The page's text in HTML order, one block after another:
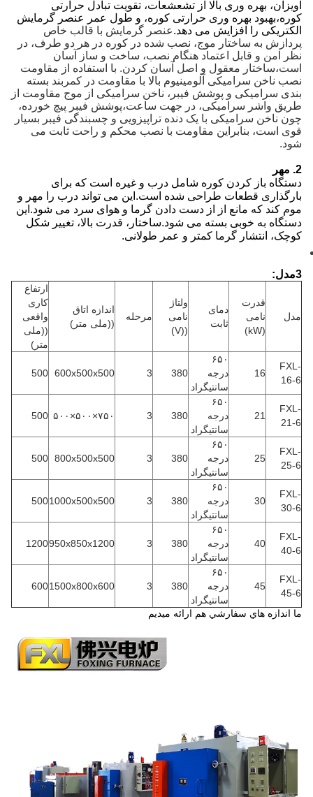
آویزان، بهره وری بالا از تشعشعات، تقویت تبادل حرارتی
کوره،بهبود بهره وری حرارتی کوره، و طول عمر عنصر گرمایش
الکتریکی را افزایش می دهد.عنصر گرمایش با قالب خاص
پردازش به ساختار موج، نصب شده در کوره در هر دو طرف، در
نظر امن و قابل اعتماد هنگام نصب، ساخت و ساز آسان
است،ساختار معقول و اصل آسان کردن. با استفاده از مقاومت
نصب ناخن سرامیکی آلومینیوم بالا با مقاومت در کمربند بسته
بندی سرامیکی و پوشش فیبر، ناخن سرامیکی از موج مقاومت از
طریق واشر سرامیکی، در جهت ساعت،پوشش فیبر پیچ خورده،
چون ناخن سرامیکی با یک دنده تراپیزویی و چسبندگی فیبر بسیار
قوی است، بنابراین مقاومت با نصب محکم و راحت ثابت می
شود.
2. مهر
دستگاه باز کردن کوره شامل درب و غیره است که برای
بارگذاری قطعات طراحی شده است.این می تواند درب را مهر و
موم کند که مانع از از دست دادن گرما و هوای سرد می شود.این
دستگاه به خوبی بسته می شود.ساختار، قدرت بالا، تغییر شکل
کوچک، انتشار گرما کمتر و عمر طولانی.
3مدل:
مدل
قدرت
نامی
(kW)
دمای
ثابت
ولتاژ
نامی
((V)
مرحله
اندازه اتاق
((ملی متر)
ارتفاع
کاری
واقعی
((ملی
متر)
FXL-
16-6
16
۶۵۰
درجه
سانتیگراد
380
3
600x500x500
500
FXL-
21-6
21
۶۵۰
درجه
سانتیگراد
380
3 ۷۵۰×۵۰۰×۵۰۰ 500
FXL-
25-6
25
۶۵۰
درجه
سانتیگراد
380
3
800x500x500
500
FXL-
30-6
30
۶۵۰
درجه
سانتیگراد
380
3
1000x500x500
500
FXL-
40-6
40
۶۵۰
درجه
سانتیگراد
380
3
950x850x1200
1200
FXL-
45-6
45
۶۵۰
درجه
سانتیگراد
380
3
1500x800x600
600
ما اندازه هاي سفارشي هم ارائه ميديم